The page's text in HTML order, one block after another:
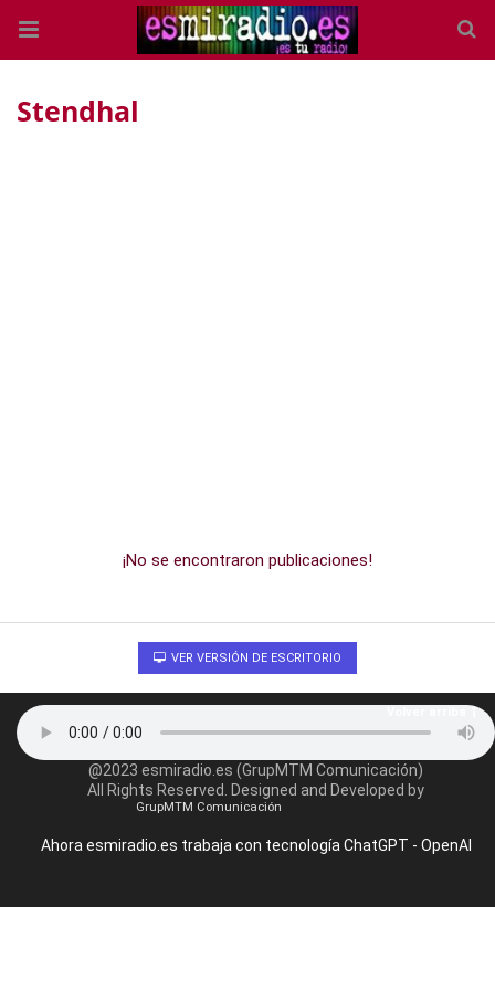
Stendhal
¡No se encontraron publicaciones!
VER VERSIÓN DE ESCRITORIO
@2023 esmiradio.es (GrupMTM Comunicación)
All Rights Reserved. Designed and Developed by
GrupMTM Comunicación
Ahora esmiradio.es trabaja con tecnología ChatGPT - OpenAI